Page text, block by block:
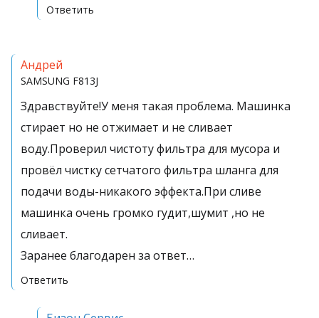
Ответить
Андрей
SAMSUNG F813J
Здравствуйте!У меня такая проблема. Машинка
стирает но не отжимает и не сливает
воду.Проверил чистоту фильтра для мусора и
провёл чистку сетчатого фильтра шланга для
подачи воды-никакого эффекта.При сливе
машинка очень громко гудит,шумит ,но не
сливает.
Заранее благодарен за ответ…
Ответить